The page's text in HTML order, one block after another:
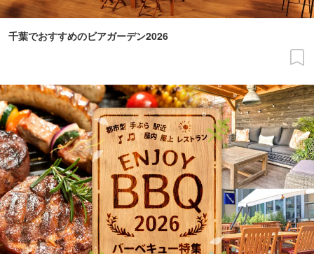
千葉でおすすめのビアガーデン2026